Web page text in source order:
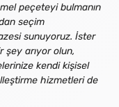
peçeteyi bulmanın
seçim
sunuyoruz. İster
şey arıyor olun,
kendi kişisel
hizmetleri de